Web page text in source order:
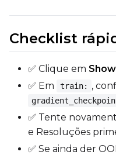
Checklist
✅ Clique em
✅ Em
train: ,
✅ Tente
e Resoluções
✅ Se ainda der